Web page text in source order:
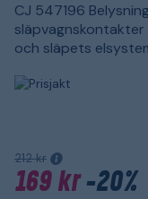
CJ 547196
och släpets
212 kr
169 kr-20%